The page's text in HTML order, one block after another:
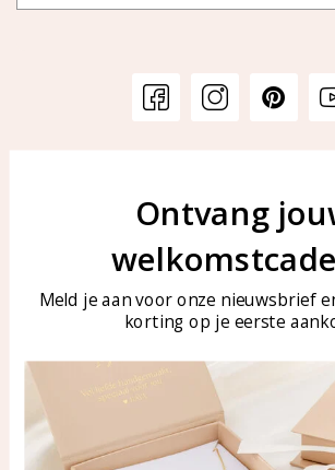
Veelgestelde vragen
Bellen of
tussen
Tel:
Producten
Alle producten
KAYA
Over ons
Ontvang
Meld je aan voor onze nieuwsbrief
korting op je eerste